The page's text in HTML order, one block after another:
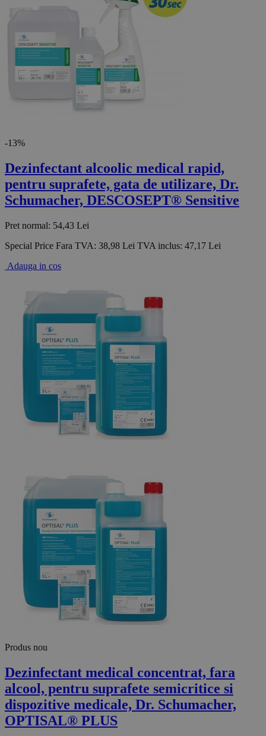
-13%
Dezinfectant alcoolic medical rapid,
pentru suprafete, gata de utilizare, Dr.
Schumacher, DESCOSEPT® Sensitive
Pret normal: 54,43 Lei
Special Price Fara TVA: 38,98 Lei TVA inclus: 47,17 Lei
Adauga in cos
Produs nou
Dezinfectant medical concentrat, fara
alcool, pentru suprafete semicritice si
dispozitive medicale, Dr. Schumacher,
OPTISAL® PLUS